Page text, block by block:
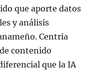
que aporte datos
y análisis
Centria
contenido
que la IA